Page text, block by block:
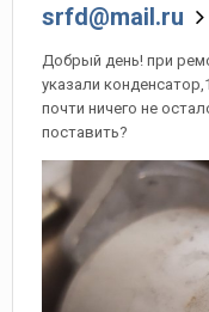
srfd@mail.ru
Добрый день! при
указали
почти ничего не
поставить?